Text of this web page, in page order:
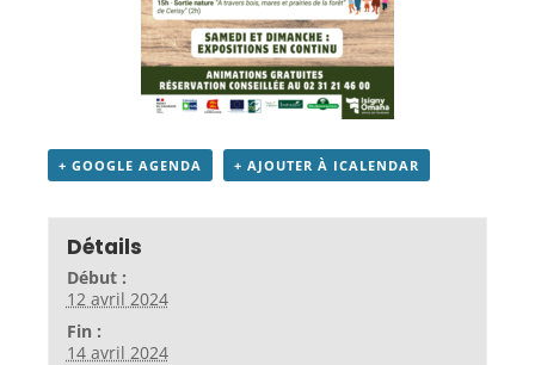
+ GOOGLE AGENDA + AJOUTER À ICALENDAR
Détails
Début :
12 avril 2024
Fin :
14 avril 2024